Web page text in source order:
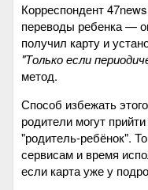
Корреспондент
переводы ребенка —
получил карту и
"Только если
метод.
Способ избежать
родители могут
"родитель‑ребёнок".
сервисам и время
если карта уже у